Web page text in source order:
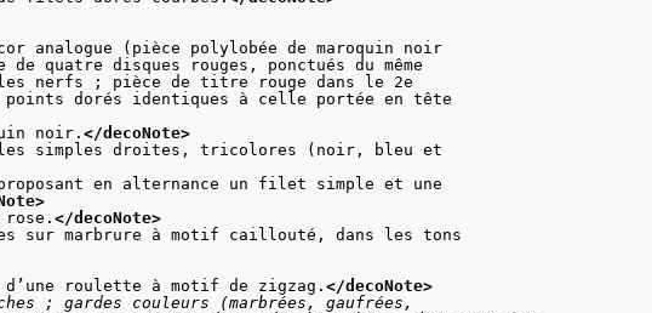
analogue (pièce polylobée de maroquin noir
quatre disques rouges, ponctués du même
; pièce de titre rouge dans le 2e
dorés identiques à celle portée en tête
noir. </decoNote>
simples droites, tricolores (noir, bleu et
proposant en alternance un filet simple et une
</decoNote>
sur marbrure à motif caillouté, dans les tons
d’une roulette à motif de zigzag.</decoNote>
; gardes couleurs (marbrées, gaufrées,